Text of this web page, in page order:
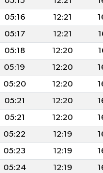
05:16 12:21
05:17 12:21
05:18 12:20
05:19 12:20
05:20 12:20
05:21 12:20
05:21 12:20
05:22 12:19
05:23 12:19
05:24 12:19